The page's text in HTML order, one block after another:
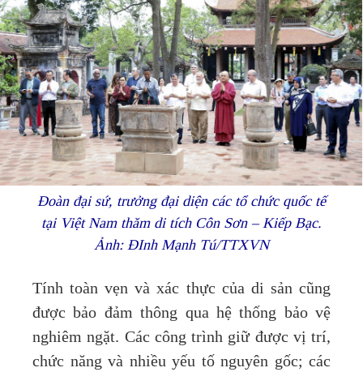
Đoàn đại sứ, trưởng đại diện các tổ chức quốc tế
tại Việt Nam thăm di tích Côn Sơn – Kiếp Bạc.
Ảnh: ĐInh Mạnh Tú/TTXVN
Tính toàn vẹn và xác thực của di sản cũng
được bảo đảm thông qua hệ thống bảo vệ
nghiêm ngặt. Các công trình giữ được vị trí,
chức năng và nhiều yếu tố nguyên gốc; các